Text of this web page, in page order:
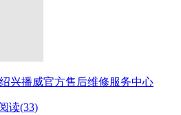
兴播威官方售后维修服务中心
读(33)